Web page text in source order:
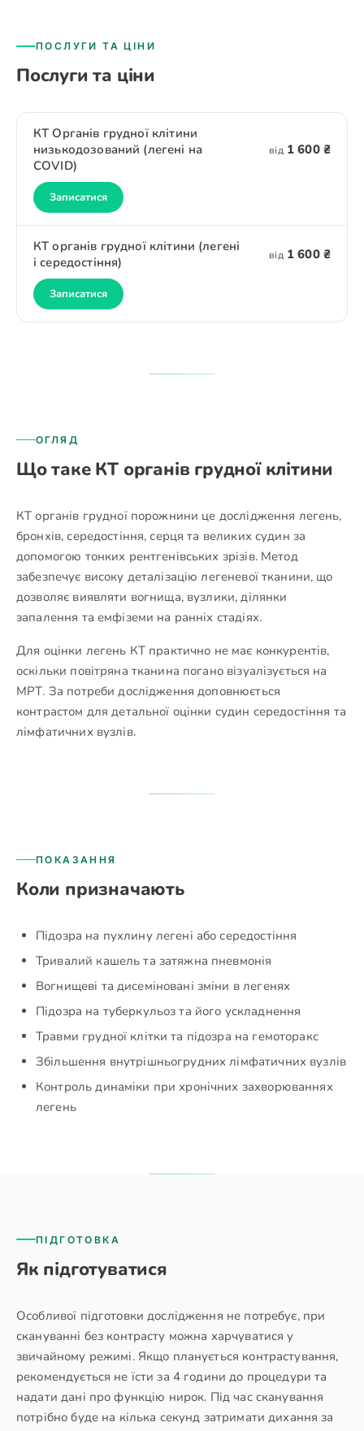
ПОСЛУГИ ТА ЦІНИ
Послуги та ціни
КТ Органів грудної клітини
низькодозований (легені на
COVID)
від1 600 ₴
Записатися
КТ органів грудної клітини (легені
і середостіння)
від1 600 ₴
Записатися
ОГЛЯД
Що таке КТ органів грудної клітини
КТ органів грудної порожнини це дослідження легень,
бронхів, середостіння, серця та великих судин за
допомогою тонких рентгенівських зрізів. Метод
забезпечує високу деталізацію легеневої тканини, що
дозволяє виявляти вогнища, вузлики, ділянки
запалення та емфіземи на ранніх стадіях.
Для оцінки легень КТ практично не має конкурентів,
оскільки повітряна тканина погано візуалізується на
МРТ. За потреби дослідження доповнюється
контрастом для детальної оцінки судин середостіння та
лімфатичних вузлів.
ПОКАЗАННЯ
Коли призначають
Підозра на пухлину легені або середостіння
Тривалий кашель та затяжна пневмонія
Вогнищеві та дисеміновані зміни в легенях
Підозра на туберкульоз та його ускладнення
Травми грудної клітки та підозра на гемоторакс
Збільшення внутрішньогрудних лімфатичних вузлів
Контроль динаміки при хронічних захворюваннях
легень
ПІДГОТОВКА
Як підготуватися
Особливої підготовки дослідження не потребує, при
скануванні без контрасту можна харчуватися у
звичайному режимі. Якщо планується контрастування,
рекомендується не їсти за 4 години до процедури та
надати дані про функцію нирок. Під час сканування
потрібно буде на кілька секунд затримати дихання за